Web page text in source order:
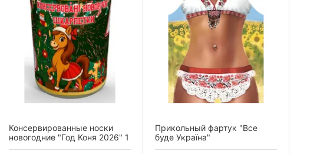
Консервированные носки
новогодние "Год Коня 2026" 1
Прикольный фартук "Все
буде Україна"